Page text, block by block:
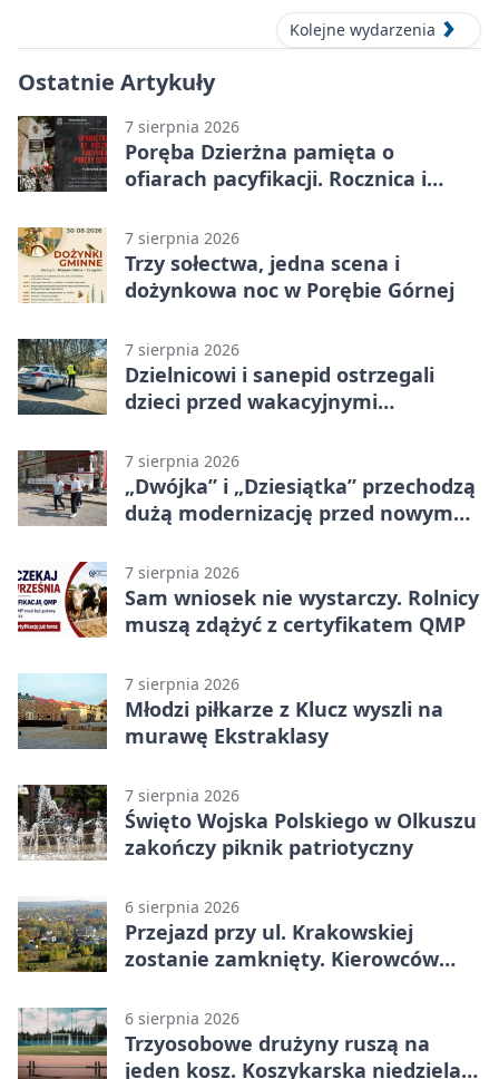
Kolejne wydarzenia
Ostatnie Artykuły
7 sierpnia 2026
Poręba Dzierżna pamięta o
ofiarach pacyfikacji. Rocznica i
7 sierpnia 2026
Trzy sołectwa, jedna scena i
dożynkowa noc w Porębie Górnej
7 sierpnia 2026
Dzielnicowi i sanepid ostrzegali
dzieci przed wakacyjnymi
7 sierpnia 2026
„Dwójka” i „Dziesiątka” przechodzą
dużą modernizację przed nowym
7 sierpnia 2026
Sam wniosek nie wystarczy. Rolnicy
muszą zdążyć z certyfikatem QMP
7 sierpnia 2026
Młodzi piłkarze z Klucz wyszli na
murawę Ekstraklasy
7 sierpnia 2026
Święto Wojska Polskiego w Olkuszu
zakończy piknik patriotyczny
6 sierpnia 2026
Przejazd przy ul. Krakowskiej
zostanie zamknięty. Kierowców
6 sierpnia 2026
Trzyosobowe drużyny ruszą na
jeden kosz. Koszykarska niedziela